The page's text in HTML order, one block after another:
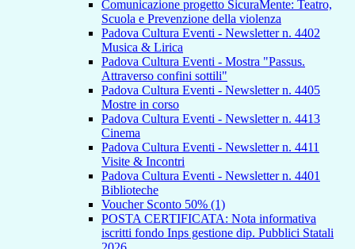
Comunicazione progetto SicuraMente: Teatro,
Scuola e Prevenzione della violenza
Padova Cultura Eventi - Newsletter n. 4402
Musica & Lirica
Padova Cultura Eventi - Mostra "Passus.
Attraverso confini sottili"
Padova Cultura Eventi - Newsletter n. 4405
Mostre in corso
Padova Cultura Eventi - Newsletter n. 4413
Cinema
Padova Cultura Eventi - Newsletter n. 4411
Visite & Incontri
Padova Cultura Eventi - Newsletter n. 4401
Biblioteche
Voucher Sconto 50% (1)
POSTA CERTIFICATA: Nota informativa
iscritti fondo Inps gestione dip. Pubblici Statali